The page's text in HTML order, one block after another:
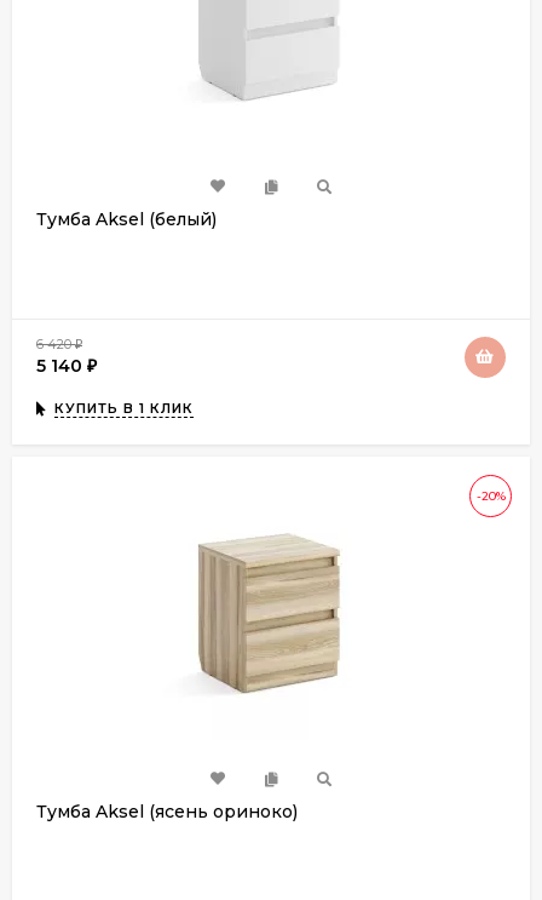
Тумба Aksel (белый)
6 420₽
5 140 ₽
КУПИТЬ В 1 КЛИК
-20%
Тумба Aksel (ясень ориноко)